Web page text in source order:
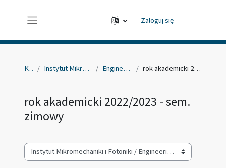
Zaloguj się
Kursy Instytut Mikromechaniki i Fotoniki Engineering Graphics rok akademicki 2022/2023 - sem. zimowy
rok akademicki 2022/2023 - sem.
zimowy
Kategorie kursów